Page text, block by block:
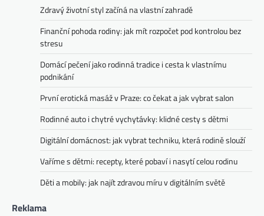
Zdravý životní styl začíná na vlastní zahradě
Finanční pohoda rodiny: jak mít rozpočet pod kontrolou bez
stresu
Domácí pečení jako rodinná tradice i cesta k vlastnímu
podnikání
První erotická masáž v Praze: co čekat a jak vybrat salon
Rodinné auto i chytré vychytávky: klidné cesty s dětmi
Digitální domácnost: jak vybrat techniku, která rodině slouží
Vaříme s dětmi: recepty, které pobaví i nasytí celou rodinu
Děti a mobily: jak najít zdravou míru v digitálním světě
Reklama